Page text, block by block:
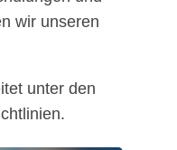
wir unseren
unter den